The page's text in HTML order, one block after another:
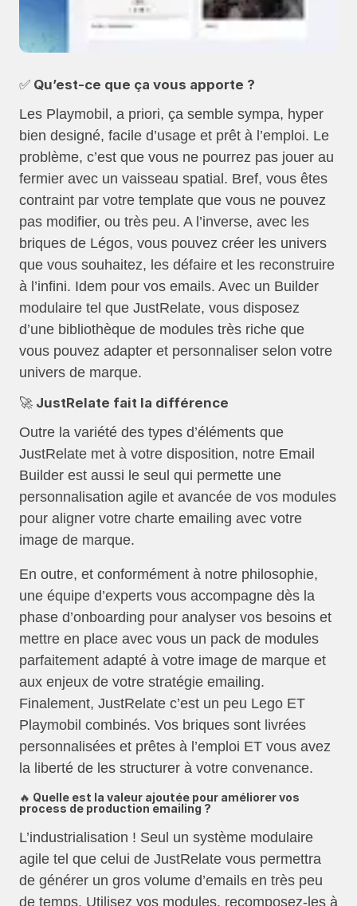
✅ Qu’est-ce que ça vous apporte ?
Les Playmobil, a priori, ça semble sympa, hyper
bien designé, facile d’usage et prêt à l’emploi. Le
problème, c’est que vous ne pourrez pas jouer au
fermier avec un vaisseau spatial. Bref, vous êtes
contraint par votre template que vous ne pouvez
pas modifier, ou très peu. A l’inverse, avec les
briques de Légos, vous pouvez créer les univers
que vous souhaitez, les défaire et les reconstruire
à l’infini. Idem pour vos emails. Avec un Builder
modulaire tel que JustRelate, vous disposez
d’une bibliothèque de modules très riche que
vous pouvez adapter et personnaliser selon votre
univers de marque.
🚀 JustRelate fait la différence
Outre la variété des types d’éléments que
JustRelate met à votre disposition, notre Email
Builder est aussi le seul qui permette une
personnalisation agile et avancée de vos modules
pour aligner votre charte emailing avec votre
image de marque.
En outre, et conformément à notre philosophie,
une équipe d’experts vous accompagne dès la
phase d’onboarding pour analyser vos besoins et
mettre en place avec vous un pack de modules
parfaitement adapté à votre image de marque et
aux enjeux de votre stratégie emailing.
Finalement, JustRelate c’est un peu Lego ET
Playmobil combinés. Vos briques sont livrées
personnalisées et prêtes à l’emploi ET vous avez
la liberté de les structurer à votre convenance.
🔥 Quelle est la valeur ajoutée pour améliorer vos
process de production emailing ?
L’industrialisation ! Seul un système modulaire
agile tel que celui de JustRelate vous permettra
de générer un gros volume d’emails en très peu
de temps. Utilisez vos modules, recomposez-les à